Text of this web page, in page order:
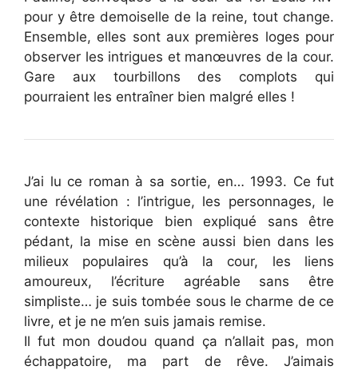
pour y être demoiselle de la reine, tout change.
Ensemble, elles sont aux premières loges pour
observer les intrigues et manœuvres de la cour.
Gare aux tourbillons des complots qui
pourraient les entraîner bien malgré elles !
J’ai lu ce roman à sa sortie, en… 1993. Ce fut
une révélation : l’intrigue, les personnages, le
contexte historique bien expliqué sans être
pédant, la mise en scène aussi bien dans les
milieux populaires qu’à la cour, les liens
amoureux, l’écriture agréable sans être
simpliste… je suis tombée sous le charme de ce
livre, et je ne m’en suis jamais remise.
Il fut mon doudou quand ça n’allait pas, mon
échappatoire, ma part de rêve. J’aimais